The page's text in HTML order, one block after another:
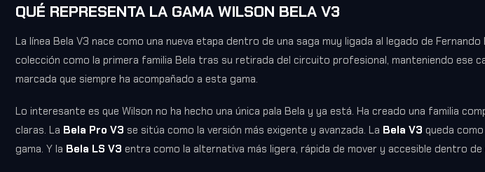
QUÉ REPRESENTA LA GAMA WILSON BELA V3
La línea Bela V3 nace como una nueva etapa dentro de una saga muy ligada al legado de
colección como la primera familia Bela tras su retirada del circuito profesional, manteniendo ese
marcada que siempre ha acompañado a esta gama.
Lo interesante es que Wilson no ha hecho una única pala Bela y ya está. Ha creado una familia
claras. La Bela Pro V3 se sitúa como la versión más exigente y avanzada. La Bela V3 queda
gama. Y la Bela LS V3 entra como la alternativa más ligera, rápida de mover y accesible dentro de